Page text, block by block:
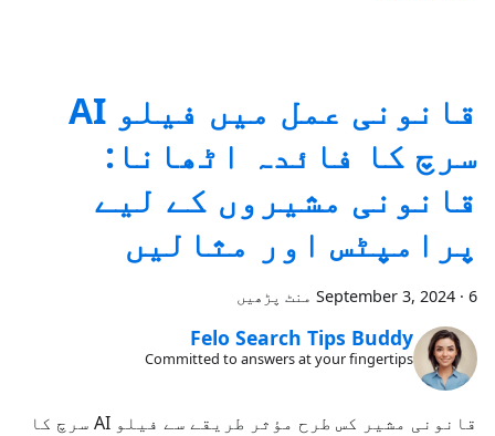
قانونی عمل میں فیلو AI
سرچ کا فائدہ اٹھانا:
قانونی مشیروں کے لیے
پرامپٹس اور مثالیں
September 3, 2024 · 6 منٹ پڑھیں
Felo Search Tips Buddy
Committed to answers at your fingertips
قانونی مشیر کس طرح مؤثر طریقے سے فیلو AI سرچ کا